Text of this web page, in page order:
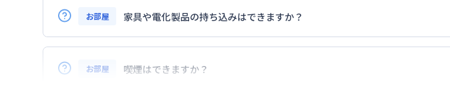
情報更新日 2026年7月23日
お部屋
家具や電化製品の持ち込みはできますか？
お持ち込みいただけます。
また、お持ち込みいただいた家具や家電はご退去時にご自身で撤去をお願いします。
お部屋
喫煙はできますか？